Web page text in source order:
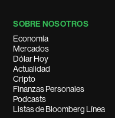
SOBRE NOSOTROS
Economía
Mercados
Dólar Hoy
Actualidad
Cripto
Finanzas Personales
Podcasts
Listas de Bloomberg Línea